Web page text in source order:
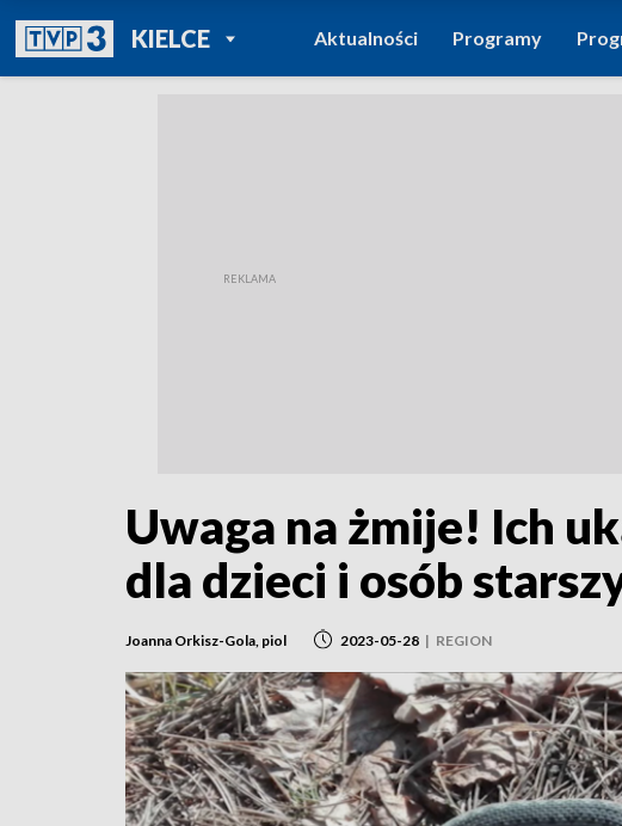
KIELCEPOWRÓT DO
TVP REGIONY
Aktualności Programy
Uwaga na żmije! Ich
dla dzieci i osób
Joanna Orkisz-Gola, piol 2023-05-28 | REGION